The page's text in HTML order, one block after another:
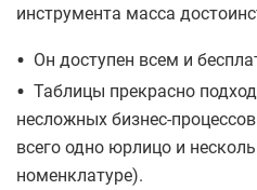
инструмента масса
• Он доступен всем и
• Таблицы прекрасно
несложных бизнес-
всего одно юрлицо и
номенклатуре).